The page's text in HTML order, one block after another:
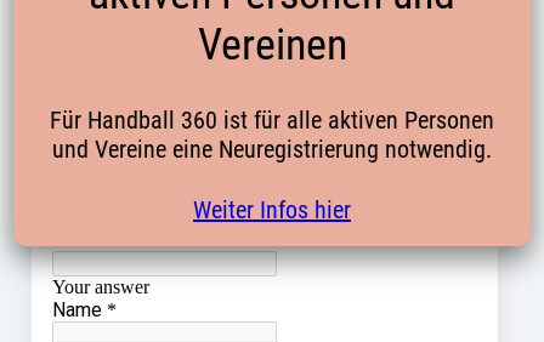
Vereinen
Für Handball 360 ist für alle aktiven Personen
und Vereine eine Neuregistrierung notwendig.
Weiter Infos hier